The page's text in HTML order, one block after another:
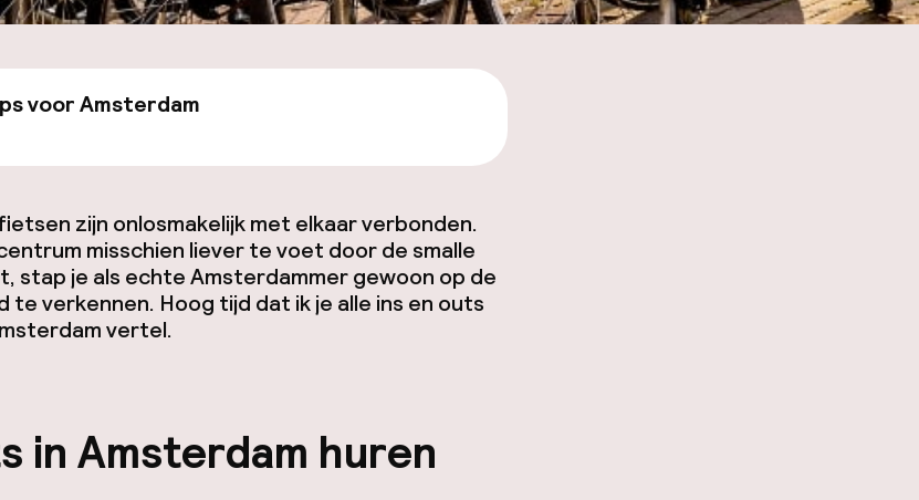
voor Amsterdam
zijn onlosmakelijk met elkaar verbonden.
misschien liever te voet door de smalle
stap je als echte Amsterdammer gewoon op de
te verkennen. Hoog tijd dat ik je alle ins en outs
vertel.
in Amsterdam huren